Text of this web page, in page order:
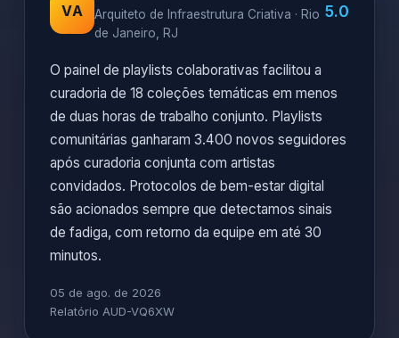
VA
Arquiteto de Infraestrutura Criativa · Rio
de Janeiro, RJ
5.0
O painel de playlists colaborativas facilitou a
curadoria de 18 coleções temáticas em menos
de duas horas de trabalho conjunto. Playlists
comunitárias ganharam 3.400 novos seguidores
após curadoria conjunta com artistas
convidados. Protocolos de bem-estar digital
são acionados sempre que detectamos sinais
de fadiga, com retorno da equipe em até 30
minutos.
05 de ago. de 2026
Relatório AUD-VQ6XW